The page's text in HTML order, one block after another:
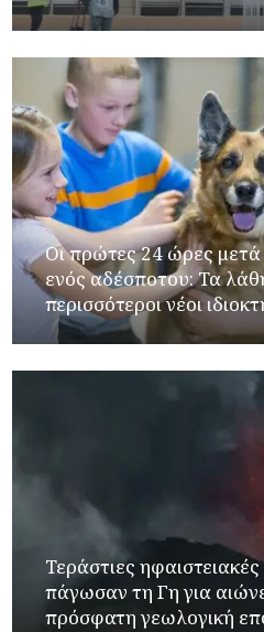
Οι πρώτες 24 ώρες μετά
ενός αδέσποτου: Τα
περισσότεροι νέοι
Τεράστιες ηφαιστειακές
πάγωσαν τη Γη για
πρόσφατη γεωλογική